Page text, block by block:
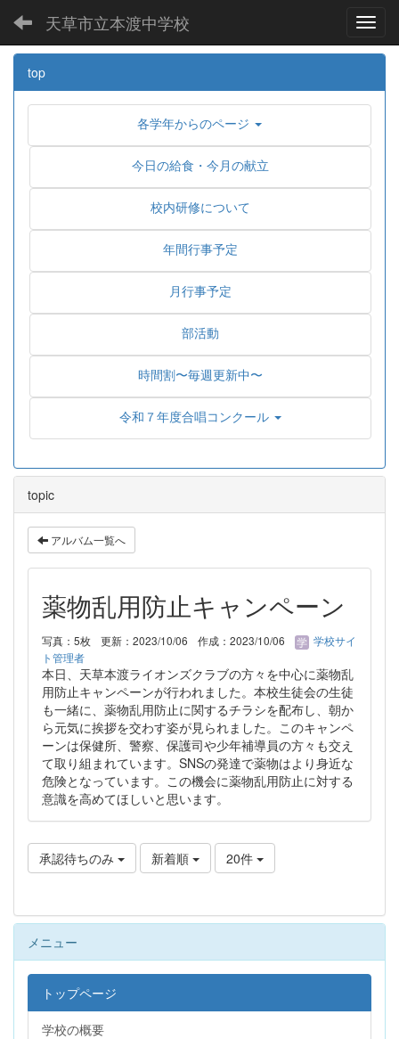
天草市立本渡中学校
top
各学年からのページ
今日の給食・今月の献立
校内研修について
年間行事予定
月行事予定
部活動
時間割〜毎週更新中〜
令和７年度合唱コンクール
topic
アルバム一覧へ
薬物乱用防止キャンペーン
写真：5枚 更新：2023/10/06 作成：2023/10/06
学校サイ
ト管理者
本日、天草本渡ライオンズクラブの方々を中心に薬物乱
用防止キャンペーンが行われました。本校生徒会の生徒
も一緒に、薬物乱用防止に関するチラシを配布し、朝か
ら元気に挨拶を交わす姿が見られました。このキャンペ
ーンは保健所、警察、保護司や少年補導員の方々も交え
て取り組まれています。SNSの発達で薬物はより身近な
危険となっています。この機会に薬物乱用防止に対する
意識を高めてほしいと思います。
承認待ちのみ 新着順 20件
メニュー
トップページ
学校の概要